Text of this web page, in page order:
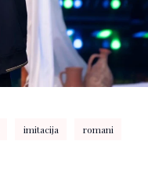
imitacija romani